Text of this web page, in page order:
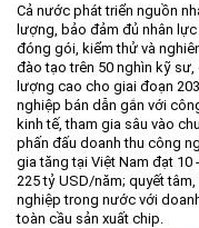
Cả nước phát triển nguồn
lượng, bảo đảm đủ nhân
đóng gói, kiểm thử và
đào tạo trên 50 nghìn kỹ
lượng cao cho giai đoạn
nghiệp bán dẫn gắn với
kinh tế, tham gia sâu vào
phấn đấu doanh thu công
gia tăng tại Việt Nam đạt
225 tỷ USD/năm; quyết
nghiệp trong nước với
toàn cầu sản xuất chip.